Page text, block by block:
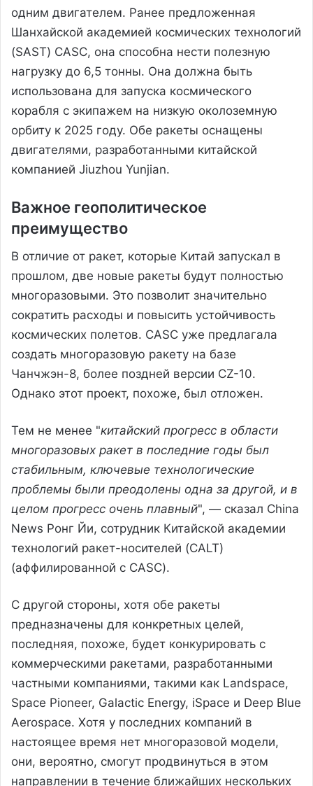
одним двигателем. Ранее предложенная
Шанхайской академией космических технологий
(SAST) CASC, она способна нести полезную
нагрузку до 6,5 тонны. Она должна быть
использована для запуска космического
корабля с экипажем на низкую околоземную
орбиту к 2025 году. Обе ракеты оснащены
двигателями, разработанными китайской
компанией Jiuzhou Yunjian.
Важное геополитическое
преимущество
В отличие от ракет, которые Китай запускал в
прошлом, две новые ракеты будут полностью
многоразовыми. Это позволит значительно
сократить расходы и повысить устойчивость
космических полетов. CASC уже предлагала
создать многоразовую ракету на базе
Чанчжэн-8, более поздней версии CZ-10.
Однако этот проект, похоже, был отложен.
Тем не менее "китайский прогресс в области
многоразовых ракет в последние годы был
стабильным, ключевые технологические
проблемы были преодолены одна за другой, и в
целом прогресс очень плавный", — сказал China
News Ронг Йи, сотрудник Китайской академии
технологий ракет-носителей (CALT)
(аффилированной с CASC).
С другой стороны, хотя обе ракеты
предназначены для конкретных целей,
последняя, похоже, будет конкурировать с
коммерческими ракетами, разработанными
частными компаниями, такими как Landspace,
Space Pioneer, Galactic Energy, iSpace и Deep Blue
Aerospace. Хотя у последних компаний в
настоящее время нет многоразовой модели,
они, вероятно, смогут продвинуться в этом
направлении в течение ближайших нескольких